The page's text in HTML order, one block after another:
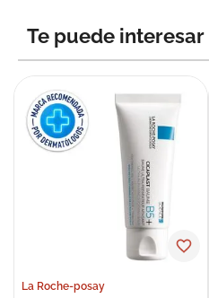
Te puede interesar
La Roche-posay
9 isdin
10.pañales